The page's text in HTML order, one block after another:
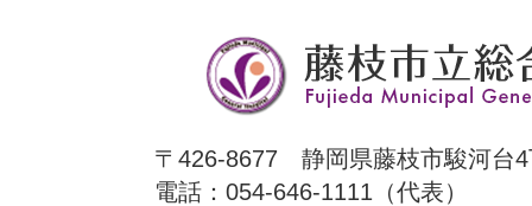
〒426-8677 静岡県藤枝市駿河台4
電話：054-646-1111（代表）